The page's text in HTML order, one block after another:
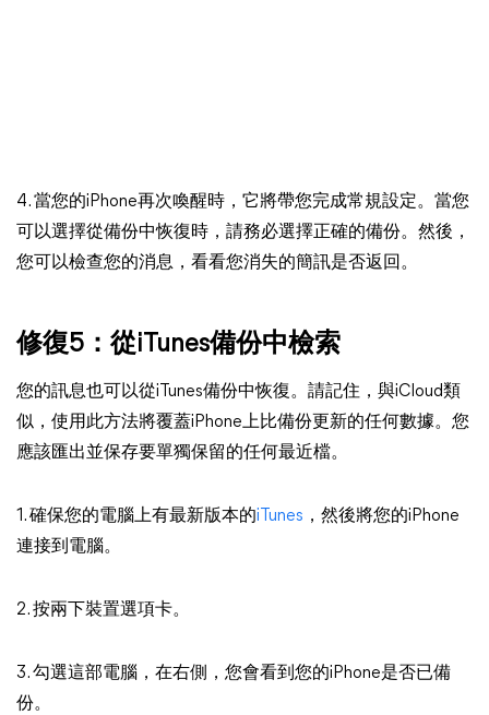
4. 當您的iPhone再次喚醒時，它將帶您完成常規設定。當您
可以選擇從備份中恢復時，請務必選擇正確的備份。然後，
您可以檢查您的消息，看看您消失的簡訊是否返回。
修復5：從iTunes備份中檢索
您的訊息也可以從iTunes備份中恢復。請記住，與iCloud類
似，使用此方法將覆蓋iPhone上比備份更新的任何數據。您
應該匯出並保存要單獨保留的任何最近檔。
1. 確保您的電腦上有最新版本的iTunes ，然後將您的iPhone
連接到電腦。
2. 按兩下裝置選項卡。
3. 勾選這部電腦，在右側，您會看到您的iPhone是否已備
份。